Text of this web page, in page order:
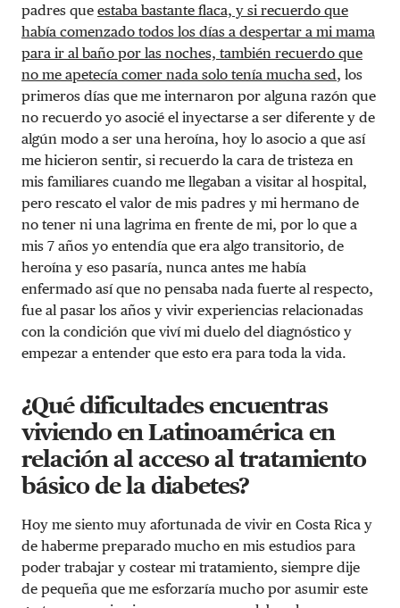
padres que estaba bastante flaca, y si recuerdo que
había comenzado todos los días a despertar a mi mama
para ir al baño por las noches, también recuerdo que
no me apetecía comer nada solo tenía mucha sed, los
primeros días que me internaron por alguna razón que
no recuerdo yo asocié el inyectarse a ser diferente y de
algún modo a ser una heroína, hoy lo asocio a que así
me hicieron sentir, si recuerdo la cara de tristeza en
mis familiares cuando me llegaban a visitar al hospital,
pero rescato el valor de mis padres y mi hermano de
no tener ni una lagrima en frente de mi, por lo que a
mis 7 años yo entendía que era algo transitorio, de
heroína y eso pasaría, nunca antes me había
enfermado así que no pensaba nada fuerte al respecto,
fue al pasar los años y vivir experiencias relacionadas
con la condición que viví mi duelo del diagnóstico y
empezar a entender que esto era para toda la vida.
¿Qué dificultades encuentras
viviendo en Latinoamérica en
relación al acceso al tratamiento
básico de la diabetes?
Hoy me siento muy afortunada de vivir en Costa Rica y
de haberme preparado mucho en mis estudios para
poder trabajar y costear mi tratamiento, siempre dije
de pequeña que me esforzaría mucho por asumir este